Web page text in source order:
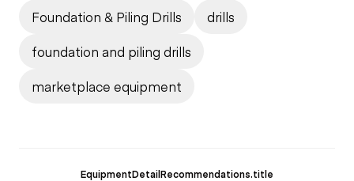
Foundation & Piling Drills
drills
foundation and piling drills
marketplace equipment
EquipmentDetailRecommendations.title